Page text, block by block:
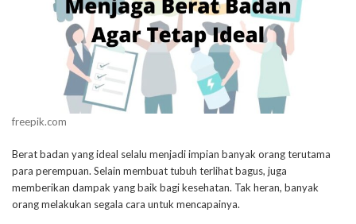
freepik.com
Berat badan yang ideal selalu menjadi impian banyak orang terutama
para perempuan. Selain membuat tubuh terlihat bagus, juga
memberikan dampak yang baik bagi kesehatan. Tak heran, banyak
orang melakukan segala cara untuk mencapainya.